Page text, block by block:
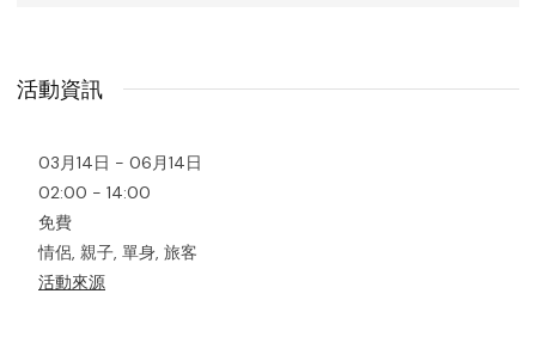
活動資訊
03月14日 - 06月14日
02:00 - 14:00
免費
情侶, 親子, 單身, 旅客
活動來源